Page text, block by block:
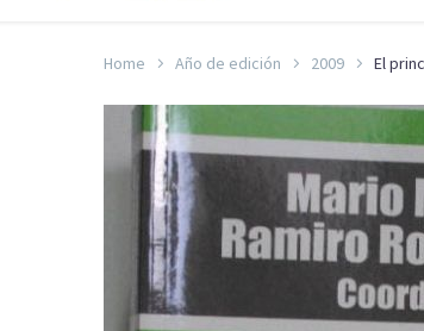
Home Año de edición 2009 El